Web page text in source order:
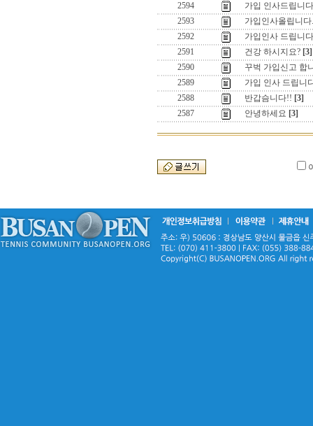
2594
가입 인사드립니다
2593
가입인사올립니다.
2592
가입인사 드립니
2591
건강 하시지요? [3]
2590
꾸벅 가입신고 합
2589
가입 인사 드립니
2588
반갑슴니다!! [3]
2587
안녕하세요 [3]